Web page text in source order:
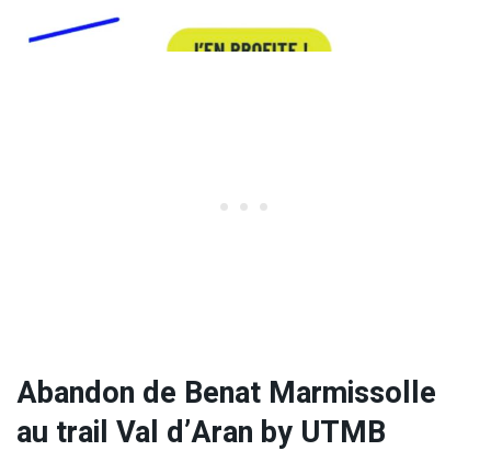
Abandon de Benat Marmissolle
au trail Val d’Aran by UTMB